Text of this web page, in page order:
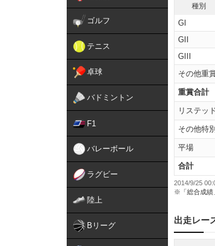
ゴルフ
テニス
卓球
バドミントン
F1
バレーボール
ラグビー
陸上
Bリーグ
種別
GI
GII
GIII
その他重
重賞合計
リステッ
その他特別
平場
合計
2014/9/25
※「総合成績
出走レー